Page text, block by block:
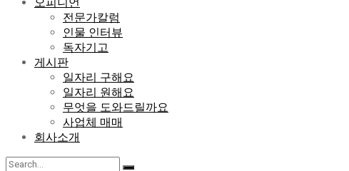
전문가칼럼
인물 인터뷰
독자기고
게시판
일자리 구해요
일자리 원해요
무엇을 도와드릴까요
사업체 매매
회사소개